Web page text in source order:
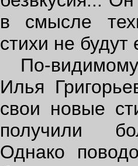
в смысле
стихи не
По-
Илья
свои новые
получили
Однако